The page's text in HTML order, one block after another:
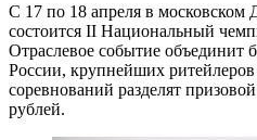
С 17 по 18 апреля в
состоится II Национальный
Отраслевое событие объединит
России, крупнейших
соревнований разделят
рублей.